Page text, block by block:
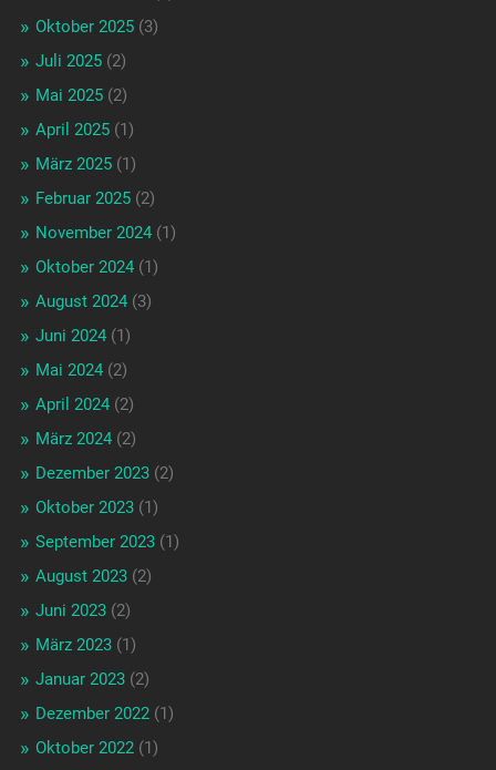
Oktober 2025(3)
Juli 2025(2)
Mai 2025(2)
April 2025(1)
März 2025(1)
Februar 2025(2)
November 2024(1)
Oktober 2024(1)
August 2024(3)
Juni 2024(1)
Mai 2024(2)
April 2024(2)
März 2024(2)
Dezember 2023(2)
Oktober 2023(1)
September 2023(1)
August 2023(2)
Juni 2023(2)
März 2023(1)
Januar 2023(2)
Dezember 2022(1)
Oktober 2022(1)